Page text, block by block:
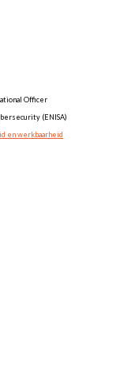
Officer
(ENISA)
en werkbaarheid